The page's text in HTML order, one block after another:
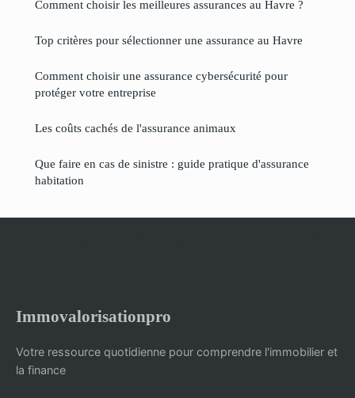
Comment choisir les meilleures assurances au Havre ?
Top critères pour sélectionner une assurance au Havre
Comment choisir une assurance cybersécurité pour
protéger votre entreprise
Les coûts cachés de l'assurance animaux
Que faire en cas de sinistre : guide pratique d'assurance
habitation
Immovalorisationpro
Votre ressource quotidienne pour comprendre l'immobilier et
la finance